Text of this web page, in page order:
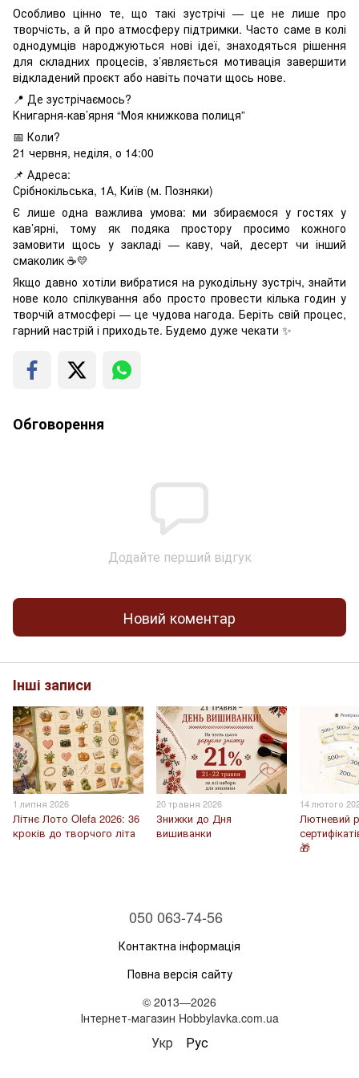
Особливо цінно те, що такі зустрічі — це не лише про
творчість, а й про атмосферу підтримки. Часто саме в колі
однодумців народжуються нові ідеї, знаходяться рішення
для складних процесів, з’являється мотивація завершити
відкладений проєкт або навіть почати щось нове.
📍 Де зустрічаємось?
Книгарня-кав’ярня “Моя книжкова полиця”
📅 Коли?
21 червня, неділя, о 14:00
📌 Адреса:
Срібнокільська, 1А, Київ (м. Позняки)
Є лише одна важлива умова: ми збираємося у гостях у
кав’ярні, тому як подяка простору просимо кожного
замовити щось у закладі — каву, чай, десерт чи інший
смаколик ☕💛
Якщо давно хотіли вибратися на рукодільну зустріч, знайти
нове коло спілкування або просто провести кілька годин у
творчій атмосфері — це чудова нагода. Беріть свій процес,
гарний настрій і приходьте. Будемо дуже чекати ✨
Обговорення
Додайте перший відгук
Новий коментар
Інші записи
1 липня 2026
Літнє Лото Olefa 2026: 36
кроків до творчого літа
20 травня 2026
Знижки до Дня
вишиванки
14 лютого
Лютневий
🎁
050 063-74-56
Контактна інформація
Повна версія сайту
© 2013—2026
Інтернет-магазин Hobbylavka.com.ua
Укр Рус